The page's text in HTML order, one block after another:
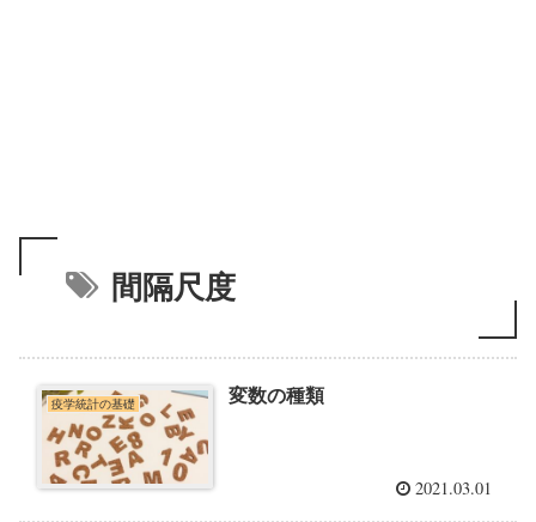
間隔尺度
疫学統計の基礎 変数の種類
2021.03.01